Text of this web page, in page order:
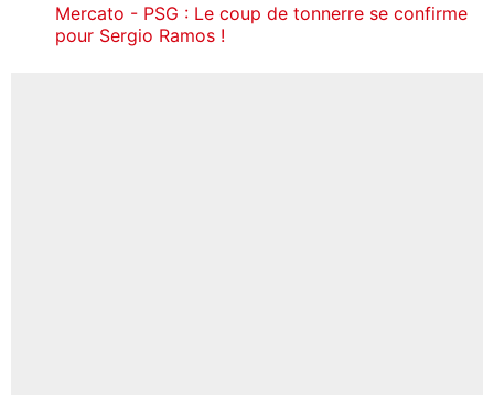
Mercato - PSG : Le coup de tonnerre se confirme
pour Sergio Ramos !